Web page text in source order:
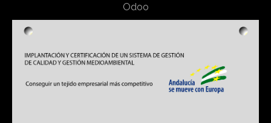
Odoo